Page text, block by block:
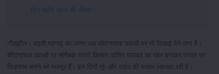
तीन महीने पहले की कीमत :
नौहझील। बढ़ती महंगाई का असर अब कीटनाशक दवाओं पर भी दिखाई देने लगा है।
कीटनाशक दवाओं पर म्हंगैबक चलते किसान वाशिंग पाउडर का घोल बनाकर फसल पर
छिड़काव करने को मजबूर हैं। इन दिनों मूंग और उड़द की फसल लहलहा रही है।